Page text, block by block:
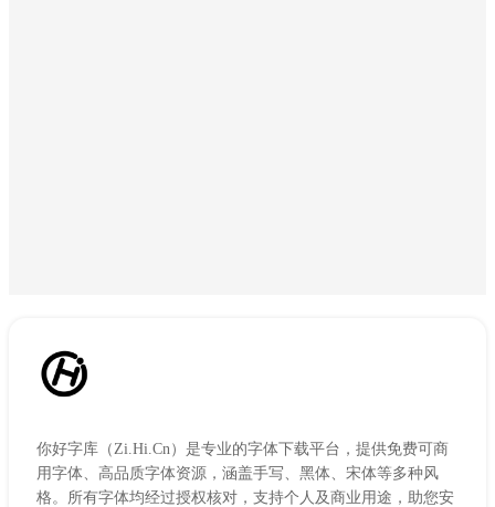
你好字库（Zi.Hi.Cn）是专业的字体下载平台，提供免费可商
用字体、高品质字体资源，涵盖手写、黑体、宋体等多种风
格。所有字体均经过授权核对，支持个人及商业用途，助您安